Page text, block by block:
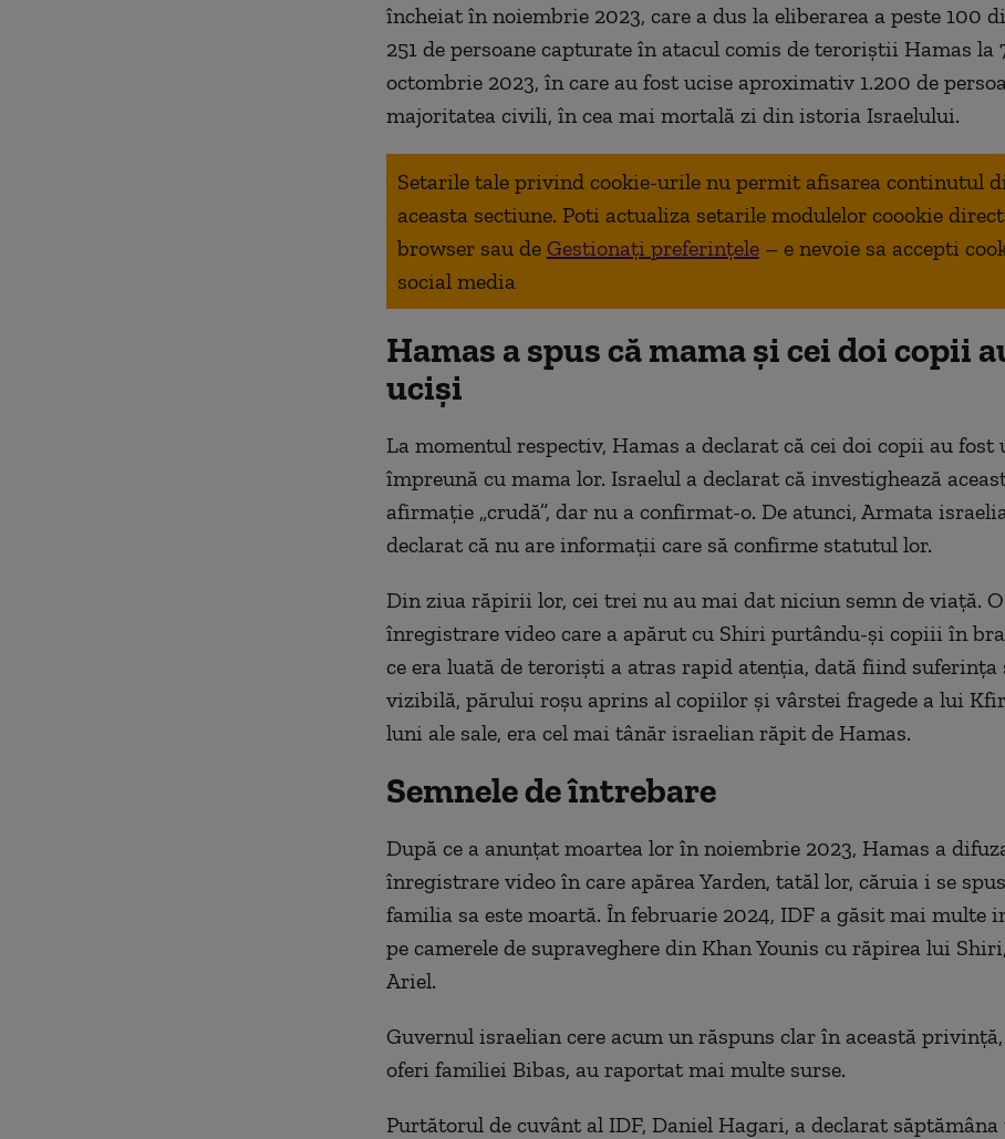
încheiat în noiembrie 2023, care a dus la eliberarea a peste 100
251 de persoane capturate în atacul comis de teroriștii Hamas la
octombrie 2023, în care au fost ucise aproximativ 1.200 de
majoritatea civili, în cea mai mortală zi din istoria Israelului.
Setarile tale privind cookie-urile nu permit afisarea continutul
aceasta sectiune. Poti actualiza setarile modulelor coookie
browser sau de Gestionați preferințele – e nevoie sa accepti
social media
Hamas a spus că mama și cei doi copii
uciși
La momentul respectiv, Hamas a declarat că cei doi copii au fost
împreună cu mama lor. Israelul a declarat că investighează
afirmație „crudă”, dar nu a confirmat-o. De atunci, Armata
declarat că nu are informații care să confirme statutul lor.
Din ziua răpirii lor, cei trei nu au mai dat niciun semn de viață. O
înregistrare video care a apărut cu Shiri purtându-și copiii în
ce era luată de teroriști a atras rapid atenția, dată fiind suferința
vizibilă, părului roșu aprins al copiilor și vârstei fragede a lui
luni ale sale, era cel mai tânăr israelian răpit de Hamas.
Semnele de întrebare
După ce a anunțat moartea lor în noiembrie 2023, Hamas a
înregistrare video în care apărea Yarden, tatăl lor, căruia i se
familia sa este moartă. În februarie 2024, IDF a găsit mai multe
pe camerele de supraveghere din Khan Younis cu răpirea lui
Ariel.
Guvernul israelian cere acum un răspuns clar în această
oferi familiei Bibas, au raportat mai multe surse.
Purtătorul de cuvânt al IDF, Daniel Hagari, a declarat săptămâna